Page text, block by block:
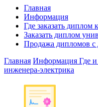
Главная
Информация
Где заказать диплом
Заказать диплом
Продажа дипломов с
Главная Информация Где
инженера-электрика